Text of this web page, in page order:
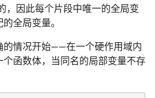
，因此每个片段中唯一的全局变
全局变量。
的情况开始——在一个硬作用域内
函数体，当同名的局部变量不存